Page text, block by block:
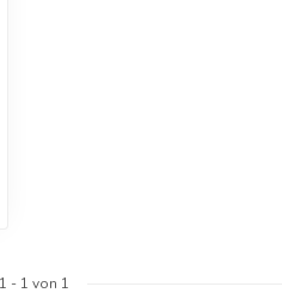
1 - 1 von 1